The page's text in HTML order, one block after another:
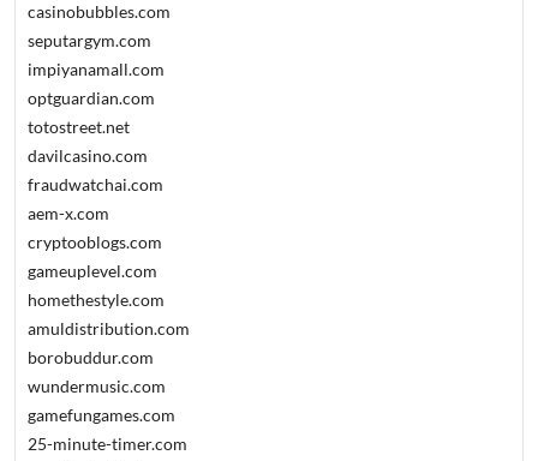
casinobubbles.com
seputargym.com
impiyanamall.com
optguardian.com
totostreet.net
davilcasino.com
fraudwatchai.com
aem-x.com
cryptooblogs.com
gameuplevel.com
homethestyle.com
amuldistribution.com
borobuddur.com
wundermusic.com
gamefungames.com
25-minute-timer.com